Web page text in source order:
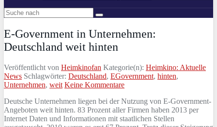
E-Government in Unternehmen:
Deutschland weit hinten
Veröffentlicht von Heimkinofan Kategorie(n): Heimkino: Aktuelle
News Schlagwörter: Deutschland, EGovernment, hinten,
Unternehmen, weit Keine Kommentare
Deutsche Unternehmen liegen bei der Nutzung von E-Government-
Angeboten weit hinten. 83 Prozent aller Firmen haben 2013 per
Internet Daten und Informationen mit staatlichen Stellen